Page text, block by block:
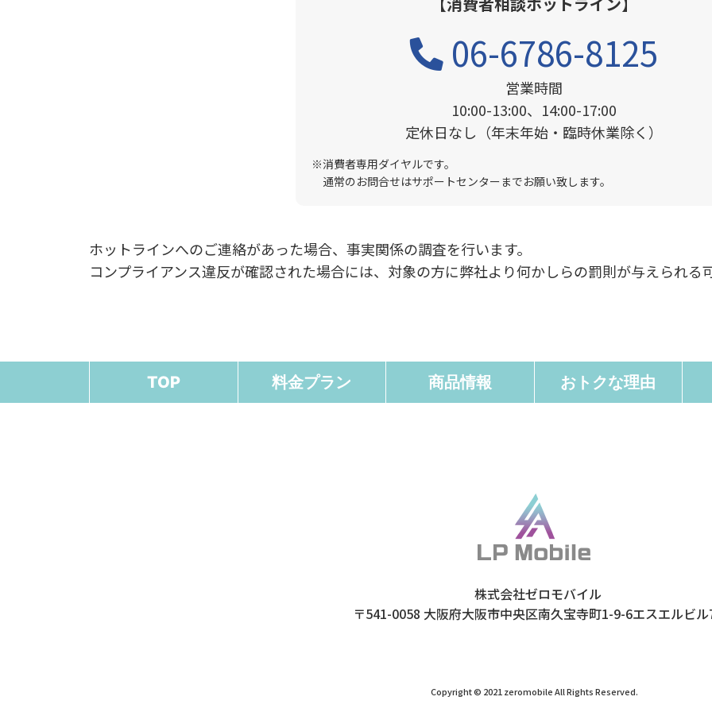
06-6786-8125
営業時間
10:00-13:00、14:00-17:00
定休日なし （年末年始・臨時休業除く）
※消費者専用ダイヤルです。
通常のお問合せはサポートセンターまでお願い致します。
ホットラインへのご連絡があった場合、事実関係の調査を行います。
コンプライアンス違反が確認された場合には、対象の方に弊社より何かしらの罰則が与えられる
TOP 料金プラン 商品情報 おトクな理由
株式会社ゼロモバイル
〒541-0058 大阪府大阪市中央区南久宝寺町1-9-6エスエルビル
Copyright © 2021 zeromobile All Rights Reserved.